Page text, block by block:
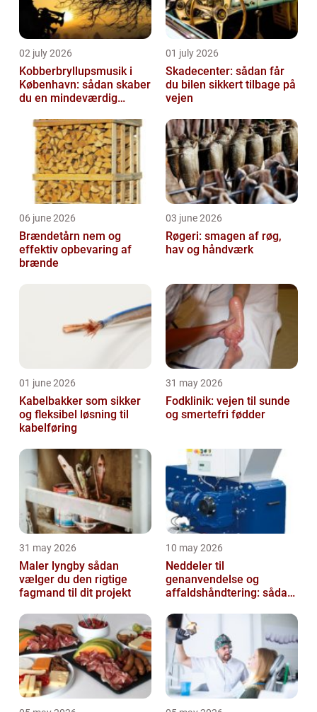
02 july 2026
Kobberbryllupsmusik i
København: sådan skaber
du en mindeværdig
01 july 2026
Skadecenter: sådan får
du bilen sikkert tilbage på
vejen
06 june 2026
Brændetårn nem og
effektiv opbevaring af
brænde
03 june 2026
Røgeri: smagen af røg,
hav og håndværk
01 june 2026
Kabelbakker som sikker
og fleksibel løsning til
kabelføring
31 may 2026
Fodklinik: vejen til sunde
og smertefri fødder
31 may 2026
Maler lyngby sådan
vælger du den rigtige
fagmand til dit projekt
10 may 2026
Neddeler til
genanvendelse og
affaldshåndtering: sådan